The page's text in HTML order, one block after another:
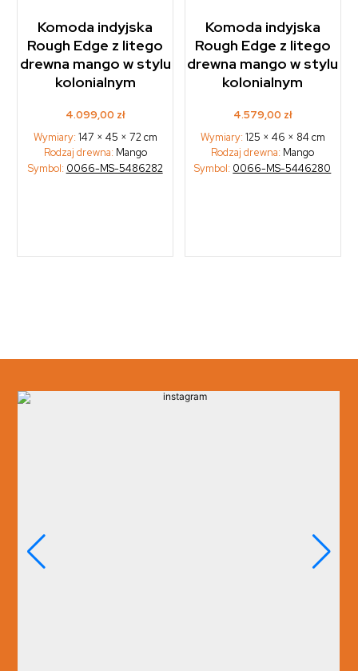
Komoda indyjska
Rough Edge z litego
drewna mango w stylu
kolonialnym
4.099,00 zł
Wymiary: 147 × 45 × 72 cm
Rodzaj drewna: Mango
Symbol: 0066-MS-5486282
Komoda indyjska
Rough Edge z litego
drewna mango w stylu
kolonialnym
4.579,00 zł
Wymiary: 125 × 46 × 84 cm
Rodzaj drewna: Mango
Symbol: 0066-MS-5446280